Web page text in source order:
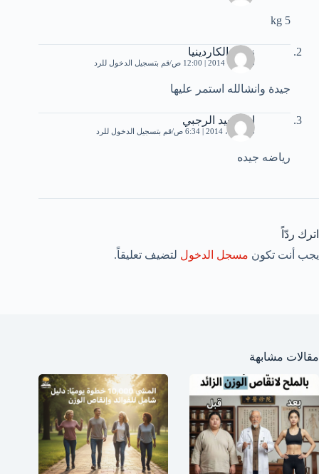
5 kg
زهرة الكاردينيا
5 فبراير، 2014 | 12:00 ص قم بتسجيل الدخول للرد
جيدة وانشالله استمر عليها
ام سعيد الرجبي
18 أبريل، 2014 | 6:34 ص قم بتسجيل الدخول للرد
رياضه جيده
اترك ردّاً
يجب أنت تكون مسجل الدخول لتضيف تعليقاً.
مقالات مشابهة